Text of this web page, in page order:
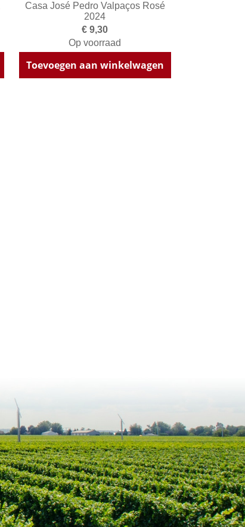
Casa José Pedro Valpaços Rosé
2024
€ 9,30
Op voorraad
Toevoegen aan winkelwagen